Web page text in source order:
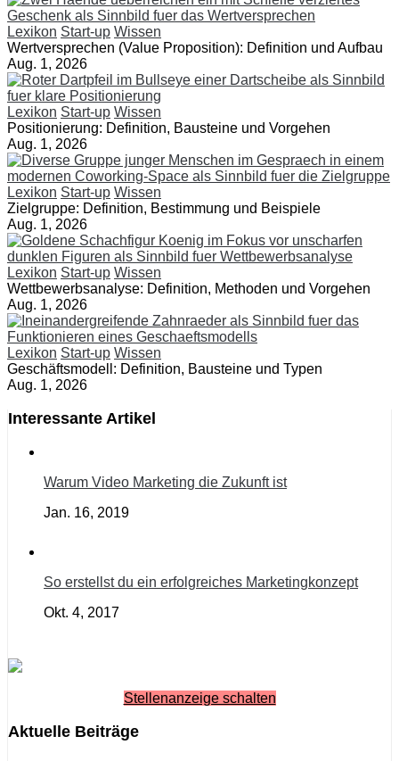
Lexikon Start-up Wissen
Wertversprechen (Value Proposition): Definition und Aufbau
Aug. 1, 2026
Lexikon Start-up Wissen
Positionierung: Definition, Bausteine und Vorgehen
Aug. 1, 2026
Lexikon Start-up Wissen
Zielgruppe: Definition, Bestimmung und Beispiele
Aug. 1, 2026
Lexikon Start-up Wissen
Wettbewerbsanalyse: Definition, Methoden und Vorgehen
Aug. 1, 2026
Lexikon Start-up Wissen
Geschäftsmodell: Definition, Bausteine und Typen
Aug. 1, 2026
Interessante Artikel
Warum Video Marketing die Zukunft ist
Jan. 16, 2019
So erstellst du ein erfolgreiches Marketingkonzept
Okt. 4, 2017
Stellenanzeige schalten
Aktuelle Beiträge